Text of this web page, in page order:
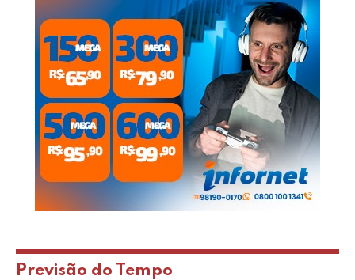
Previsão do Tempo